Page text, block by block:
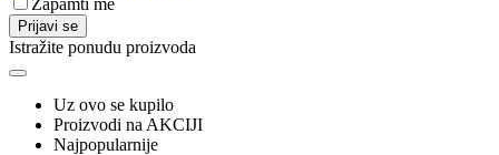
Prijavi se
Istražite ponudu proizvoda
Uz ovo se kupilo
Proizvodi na AKCIJI
Najpopularnije